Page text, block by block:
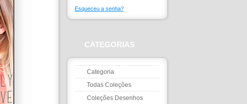
Esqueceu a senha?
CATEGORIAS
Categoria
Todas Coleções
Coleções Desenhos